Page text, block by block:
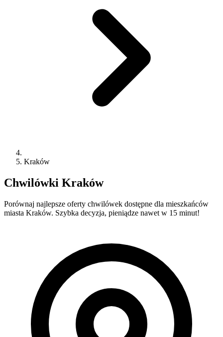
Kraków
Chwilówki Kraków
Porównaj najlepsze oferty chwilówek dostępne dla mieszkańców
miasta Kraków. Szybka decyzja, pieniądze nawet w 15 minut!